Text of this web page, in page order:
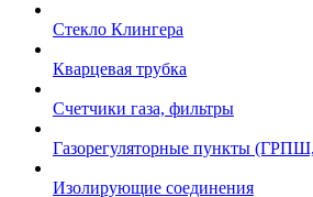
Стекло Клингера
Кварцевая трубка
Счетчики газа, фильтры
Газорегуляторные пункты
Изолирующие соединения